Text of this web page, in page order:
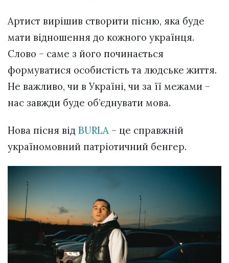
Артист вирішив створити пісню, яка буде
мати відношення до кожного українця.
Слово – саме з його починається
формуватися особистість та людське життя.
Не важливо, чи в Україні, чи за її межами –
нас завжди буде об’єднувати мова.
Нова пісня від BURLA – це справжній
україномовний патріотичний бенгер.